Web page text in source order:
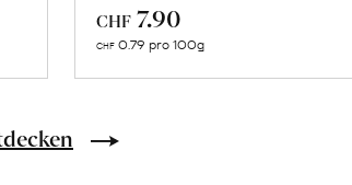
CHF 7.90
CHF 0.79 pro 100g